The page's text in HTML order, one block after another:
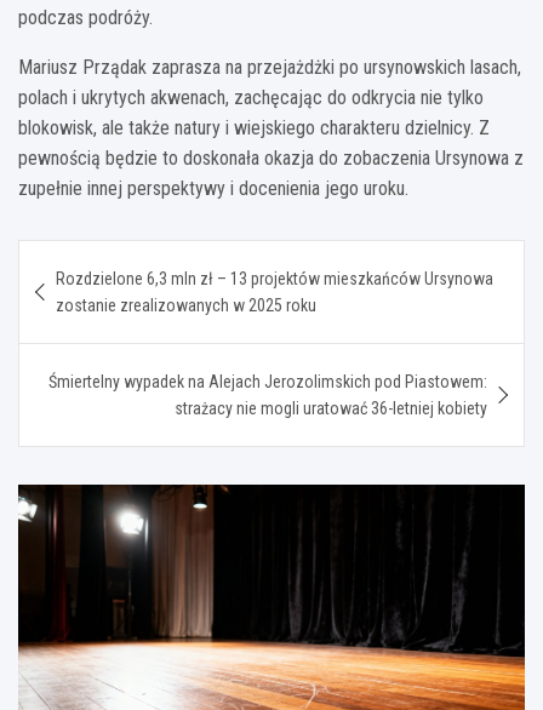
podczas podróży.
Mariusz Prządak zaprasza na przejażdżki po ursynowskich lasach,
polach i ukrytych akwenach, zachęcając do odkrycia nie tylko
blokowisk, ale także natury i wiejskiego charakteru dzielnicy. Z
pewnością będzie to doskonała okazja do zobaczenia Ursynowa z
zupełnie innej perspektywy i docenienia jego uroku.
wpisu
Rozdzielone 6,3 mln zł – 13 projektów mieszkańców Ursynowa
zostanie zrealizowanych w 2025 roku
Śmiertelny wypadek na Alejach Jerozolimskich pod Piastowem:
strażacy nie mogli uratować 36-letniej kobiety